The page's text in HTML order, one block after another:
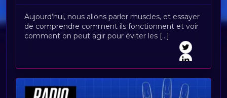
Aujourd’hui, nous allons parler muscles, et essayer
de comprendre comment ils fonctionnent et voir
comment on peut agir pour éviter les [...]